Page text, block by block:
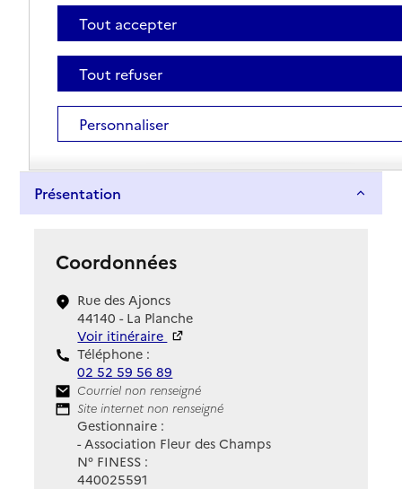
Présentation
Coordonnées
Rue des Ajoncs
44140 - La Planche
Voir itinéraire
Téléphone :
02 52 59 56 89
Contact
Courriel non renseigné
Site Internet
Site internet non renseigné
Gestionnaire :
- Association Fleur des Champs
N° FINESS :
440025591
Tout accepter
Tout refuser
Personnaliser